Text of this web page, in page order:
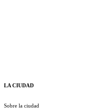
LA CIUDAD
Sobre la ciudad